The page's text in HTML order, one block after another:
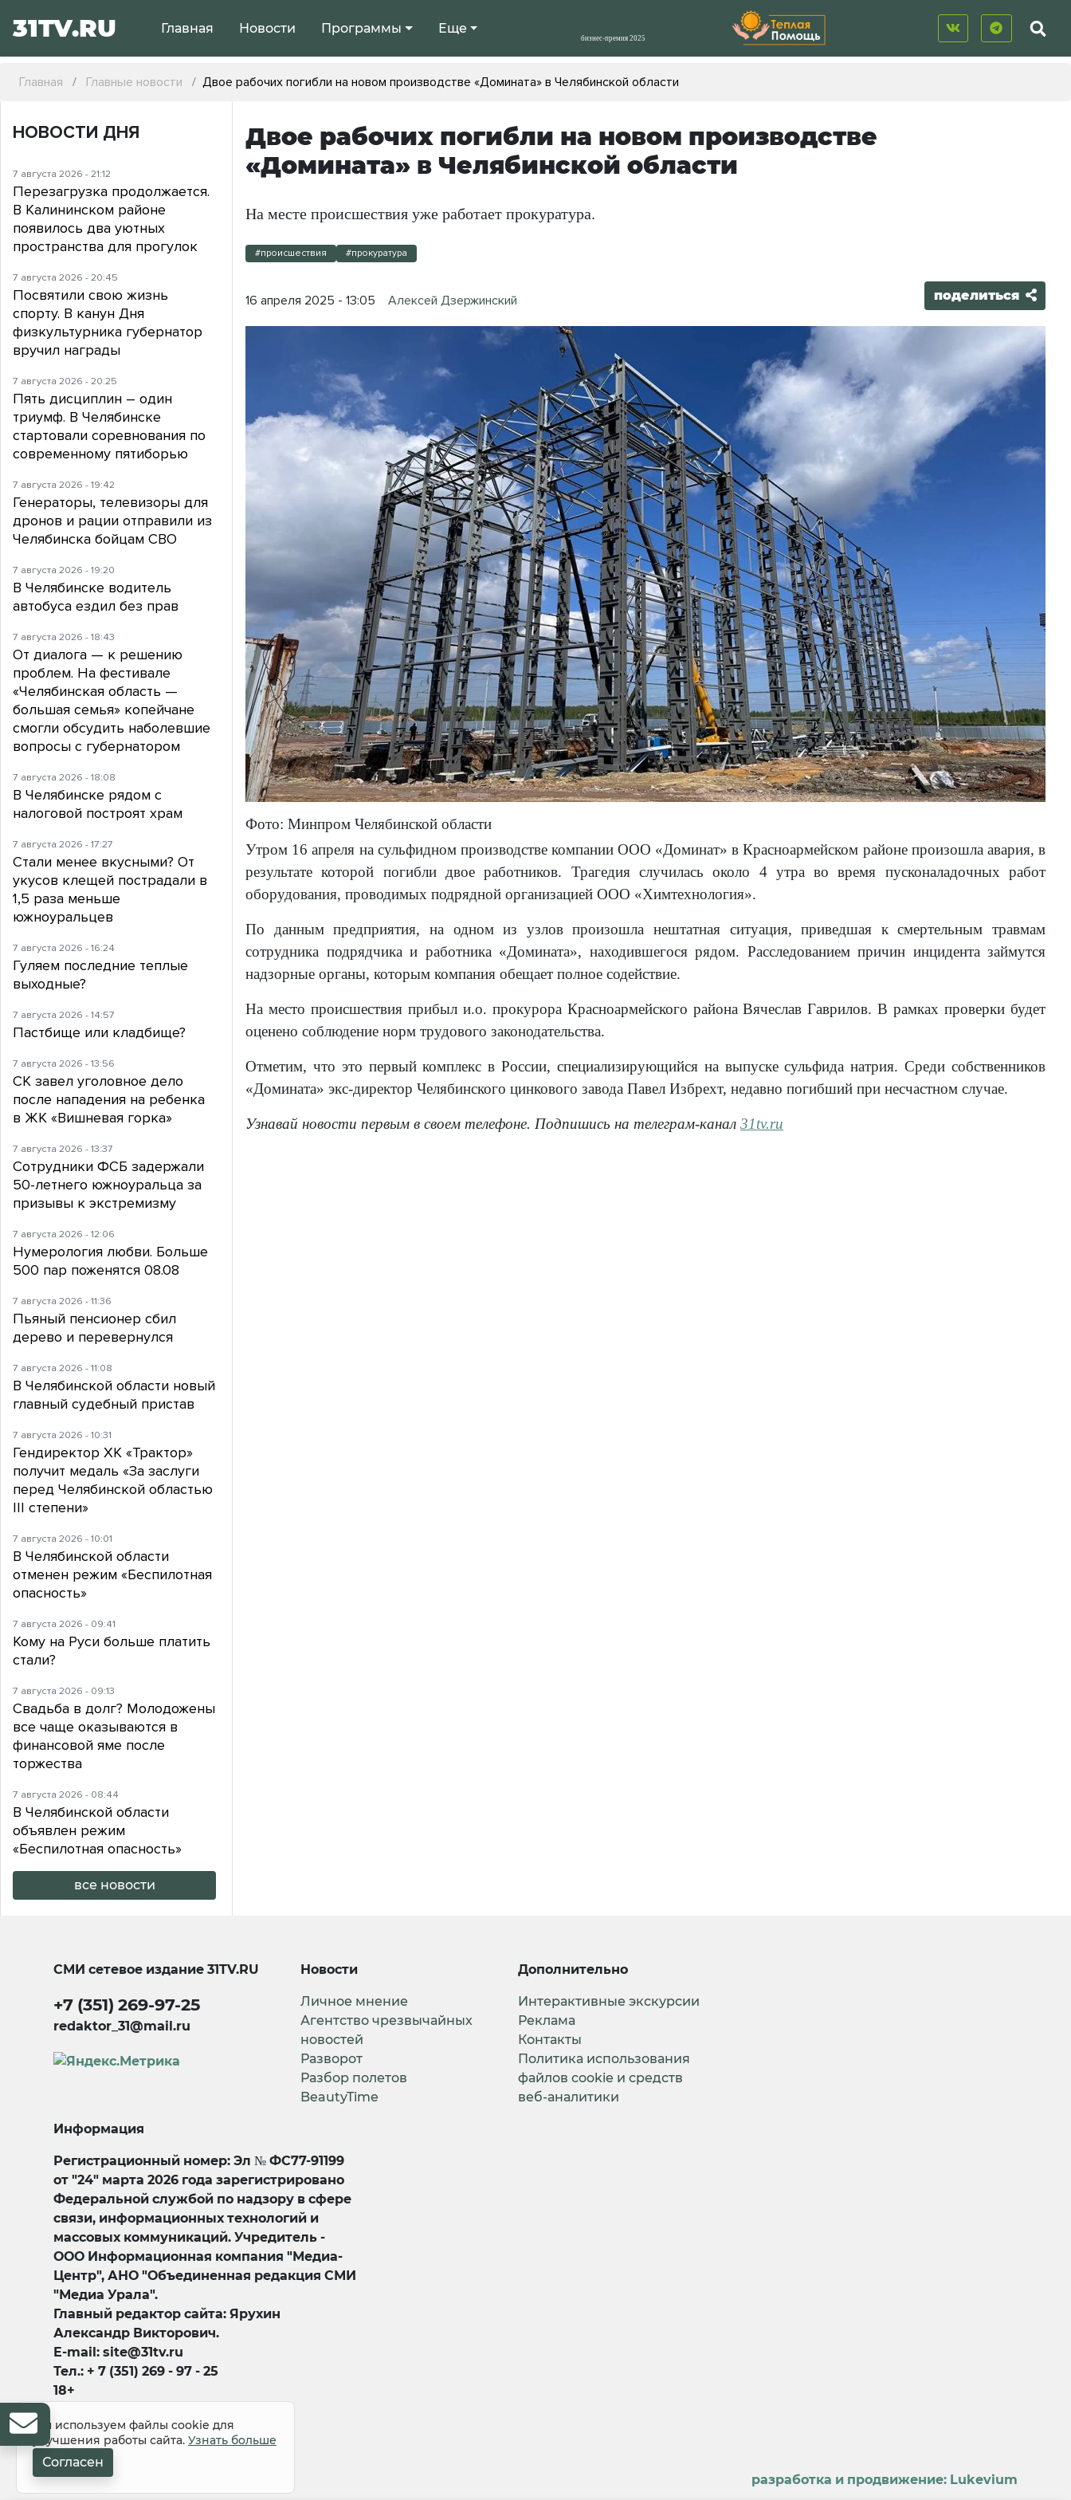
31TV.RU Главная Новости Программы Еще
Главная Главные новости Двое рабочих погибли на новом производстве «Домината» в Челябинской области
Двое рабочих погибли на новом производстве
«Домината» в Челябинской области
На месте происшествия уже работает прокуратура.
#происшествия #прокуратура
16 апреля 2025 - 13:05 Алексей Дзержинский поделиться
Фото: Минпром Челябинской области
Утром 16 апреля на сульфидном производстве компании ООО «Доминат» в Красноармейском районе произошла авария, в
результате которой погибли двое работников. Трагедия случилась около 4 утра во время пусконаладочных работ
оборудования, проводимых подрядной организацией ООО «Химтехнология».
По данным предприятия, на одном из узлов произошла нештатная ситуация, приведшая к смертельным травмам
сотрудника подрядчика и работника «Домината», находившегося рядом. Расследованием причин инцидента займутся
надзорные органы, которым компания обещает полное содействие.
На место происшествия прибыл и.о. прокурора Красноармейского района Вячеслав Гаврилов. В рамках проверки будет
оценено соблюдение норм трудового законодательства.
Отметим, что это первый комплекс в России, специализирующийся на выпуске сульфида натрия. Среди собственников
«Домината» экс-директор Челябинского цинкового завода Павел Избрехт, недавно погибший при несчастном случае.
Узнавай новости первым в своем телефоне. Подпишись на телеграм-канал31tv.ru
НОВОСТИ ДНЯ
7 августа 2026 - 21:12
Перезагрузка продолжается.
В Калининском районе
появилось два уютных
пространства для прогулок
7 августа 2026 - 20:45
Посвятили свою жизнь
спорту. В канун Дня
физкультурника губернатор
вручил награды
7 августа 2026 - 20:25
Пять дисциплин – один
триумф. В Челябинске
стартовали соревнования по
современному пятиборью
7 августа 2026 - 19:42
Генераторы, телевизоры для
дронов и рации отправили из
Челябинска бойцам СВО
7 августа 2026 - 19:20
В Челябинске водитель
автобуса ездил без прав
7 августа 2026 - 18:43
От диалога — к решению
проблем. На фестивале
«Челябинская область —
большая семья» копейчане
смогли обсудить наболевшие
вопросы с губернатором
7 августа 2026 - 18:08
В Челябинске рядом с
налоговой построят храм
7 августа 2026 - 17:27
Стали менее вкусными? От
укусов клещей пострадали в
1,5 раза меньше
южноуральцев
7 августа 2026 - 16:24
Гуляем последние теплые
выходные?
7 августа 2026 - 14:57
Пастбище или кладбище?
7 августа 2026 - 13:56
СК завел уголовное дело
после нападения на ребенка
в ЖК «Вишневая горка»
7 августа 2026 - 13:37
Сотрудники ФСБ задержали
50-летнего южноуральца за
призывы к экстремизму
7 августа 2026 - 12:06
Нумерология любви. Больше
500 пар поженятся 08.08
7 августа 2026 - 11:36
Пьяный пенсионер сбил
дерево и перевернулся
7 августа 2026 - 11:08
В Челябинской области новый
главный судебный пристав
7 августа 2026 - 10:31
Гендиректор ХК «Трактор»
получит медаль «За заслуги
перед Челябинской областью
III степени»
7 августа 2026 - 10:01
В Челябинской области
отменен режим «Беспилотная
опасность»
7 августа 2026 - 09:41
Кому на Руси больше платить
стали?
7 августа 2026 - 09:13
Свадьба в долг? Молодожены
все чаще оказываются в
финансовой яме после
торжества
7 августа 2026 - 08:44
В Челябинской области
объявлен режим
«Беспилотная опасность»
все новости
СМИ сетевое издание31TV.RU
+7 (351) 269-97-25
redaktor_31@mail.ru
Новости
Личное мнение
Агентство чрезвычайных
новостей
Разворот
Разбор полетов
BeautyTime
Дополнительно
Интерактивные экскурсии
Реклама
Контакты
Политика использования
файлов cookie и средств
веб-аналитики
Информация
Регистрационный номер: Эл № ФС77-91199
от "24" марта 2026 года зарегистрировано
Федеральной службой по надзору в сфере
связи, информационных технологий и
массовых коммуникаций. Учредитель -
ООО Информационная компания "Медиа-
Центр", АНО "Объединенная редакция СМИ
"Медиа Урала".
Главный редактор сайта: Ярухин
Александр Викторович.
E-mail: site@31tv.ru
Тел.: + 7 (351) 269 - 97 - 25
18+
© 2008-2026 Все права защищены разработка и продвижение: Lukevium
Мы используем файлы cookie для
улучшения работы сайта. Узнать больше
Согласен